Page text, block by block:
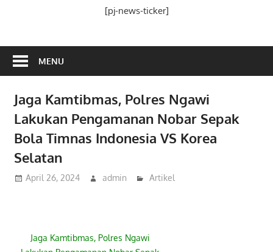
[pj-news-ticker]
MENU
Jaga Kamtibmas, Polres Ngawi
Lakukan Pengamanan Nobar Sepak
Bola Timnas Indonesia VS Korea
Selatan
April 26, 2024 admin Artikel
Jaga Kamtibmas, Polres Ngawi